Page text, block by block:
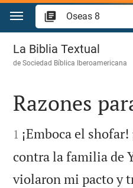
Ir a un contenido
Oseas 8
La Biblia Textual
deSociedad Bíblica Iberoamericana

Razones

1 ¡Emboca el
contra la familia de
violaron mi pacto y